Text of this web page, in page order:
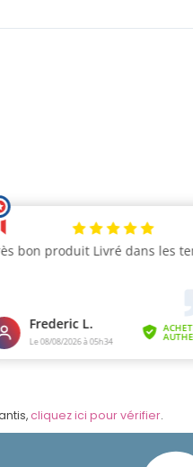
cliquez ici pour vérifier.